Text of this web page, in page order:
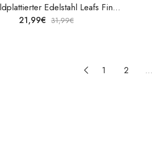
18K Goldplattierter Edelstahl Leafs Fingerring von V&F Jewelers
21,99€ 31,99€
1 2 …